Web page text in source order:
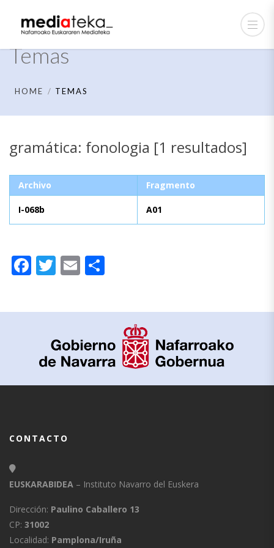
Temas
HOME TEMAS
gramática: fonologia [1 resultados]
Archivo Fragmento
I-068b A01
Facebook
Twitter
Email
CONTACTO
EUSKARABIDEA – Instituto Navarro del Euskera
Dirección: Paulino Caballero 13
CP: 31002
Localidad: Pamplona/Iruña